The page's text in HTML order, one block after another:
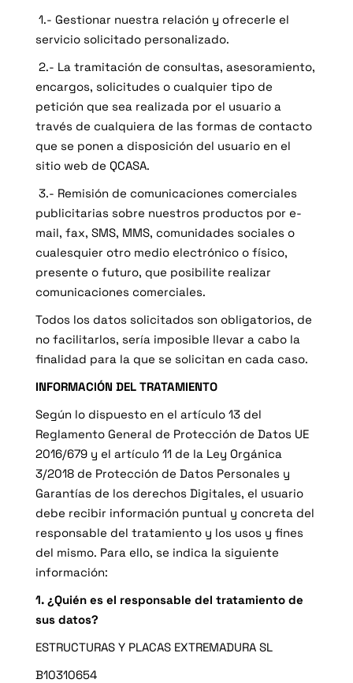
1.- Gestionar nuestra relación y ofrecerle el
servicio solicitado personalizado.
2.- La tramitación de consultas, asesoramiento,
encargos, solicitudes o cualquier tipo de
petición que sea realizada por el usuario a
través de cualquiera de las formas de contacto
que se ponen a disposición del usuario en el
sitio web de QCASA.
3.- Remisión de comunicaciones comerciales
publicitarias sobre nuestros productos por e-
mail, fax, SMS, MMS, comunidades sociales o
cualesquier otro medio electrónico o físico,
presente o futuro, que posibilite realizar
comunicaciones comerciales.
Todos los datos solicitados son obligatorios, de
no facilitarlos, sería imposible llevar a cabo la
finalidad para la que se solicitan en cada caso.
INFORMACIÓN DEL TRATAMIENTO
Según lo dispuesto en el artículo 13 del
Reglamento General de Protección de Datos UE
2016/679 y el artículo 11 de la Ley Orgánica
3/2018 de Protección de Datos Personales y
Garantías de los derechos Digitales, el usuario
debe recibir información puntual y concreta del
responsable del tratamiento y los usos y fines
del mismo. Para ello, se indica la siguiente
información:
1. ¿Quién es el responsable del tratamiento de
sus datos?
ESTRUCTURAS Y PLACAS EXTREMADURA SL
B10310654